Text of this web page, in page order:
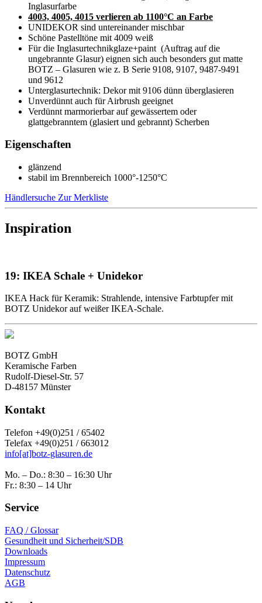
Inglasurfarbe
4003, 4005, 4015 verlieren ab 1100°C an Farbe
UNIDEKOR sind untereinander mischbar
Schöne Pastelltöne mit 4009 weiß
Für die Inglasurtechnikglaze+paint (Auftrag auf die
ungebrannte Glasur) eignen sich auch besonders gut matte
BOTZ – Glasuren wie z. B Serie 9108, 9107, 9487-9491
und 9612
Unterglasurtechnik: Dekor mit 9106 dünn überglasieren
Unverdünnt auch für Airbrush geeignet
Verdünnt marmorierbar auf gewässertem oder
glattgebranntem (glasiert und gebrannt) Scherben
Eigenschaften
glänzend
stabil im Brennbereich 1000°-1250°C
Händlersuche Zur Merkliste
Inspiration
19: IKEA Schale + Unidekor
IKEA Hack für Keramik: Strahlende, intensive Farbtupfer mit
BOTZ Unidekor auf weißer IKEA-Schale.
BOTZ GmbH
Keramische Farben
Rudolf-Diesel-Str. 57
D-48157 Münster
Kontakt
Telefon +49(0)251 / 65402
Telefax +49(0)251 / 663012
info[at]botz-glasuren.de
Mo. – Do.: 8:30 – 16:30 Uhr
Fr.: 8:30 – 14 Uhr
Service
FAQ / Glossar
Gesundheit und Sicherheit/SDB
Downloads
Impressum
Datenschutz
AGB